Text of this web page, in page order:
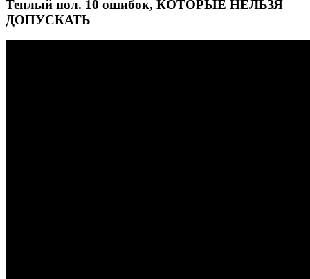
Теплый пол. 10 ошибок, КОТОРЫЕ НЕЛЬЗЯ
ДОПУСКАТЬ